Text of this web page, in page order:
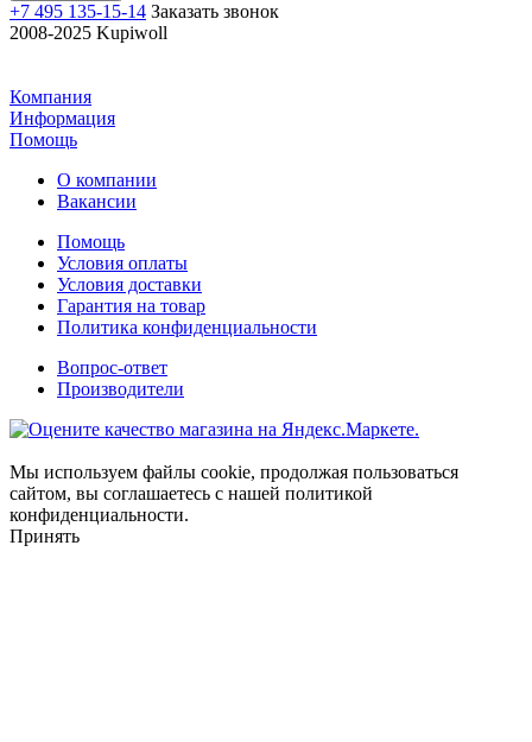
+7 495 135-15-14 Заказать звонок
2008-2025 Kupiwoll
Компания
Информация
Помощь
О компании
Вакансии
Помощь
Условия оплаты
Условия доставки
Гарантия на товар
Политика конфиденциальности
Вопрос-ответ
Производители
Мы используем файлы cookie, продолжая пользоваться
сайтом, вы соглашаетесь с нашей политикой
конфиденциальности.
Принять